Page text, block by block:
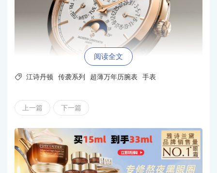
Traditionnelle传袭系列秉承美学设计服务于实用功能的
阅读全文
 江诗丹顿 传袭系列 超薄万年历腕表 手表
上一篇 下一篇